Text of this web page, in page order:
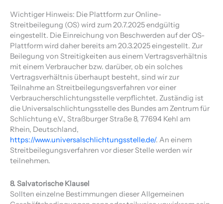
Wichtiger Hinweis: Die Plattform zur Online-
Streitbeilegung (OS) wird zum 20.7.2025 endgültig
eingestellt. Die Einreichung von Beschwerden auf der OS-
Plattform wird daher bereits am 20.3.2025 eingestellt. Zur
Beilegung von Streitigkeiten aus einem Vertragsverhältnis
mit einem Verbraucher bzw. darüber, ob ein solches
Vertragsverhältnis überhaupt besteht, sind wir zur
Teilnahme an Streitbeilegungsverfahren vor einer
Verbraucherschlichtungsstelle verpflichtet. Zuständig ist
die Universalschlichtungsstelle des Bundes am Zentrum für
Schlichtung e.V., Straßburger Straße 8, 77694 Kehl am
Rhein, Deutschland,
https://www.universalschlichtungsstelle.de/. An einem
Streitbeilegungsverfahren vor dieser Stelle werden wir
teilnehmen.
8. Salvatorische Klausel
Sollten einzelne Bestimmungen dieser Allgemeinen